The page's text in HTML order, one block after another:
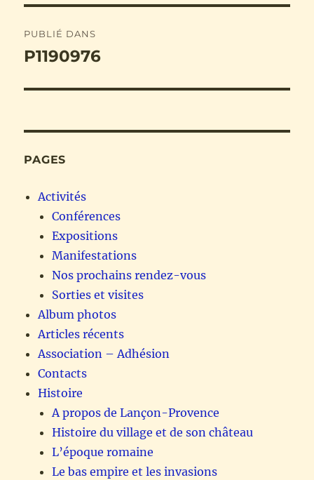
de
PUBLIÉ DANS
P1190976
PAGES
Activités
Conférences
Expositions
Manifestations
Nos prochains rendez-vous
Sorties et visites
Album photos
Articles récents
Association – Adhésion
Contacts
Histoire
A propos de Lançon-Provence
Histoire du village et de son château
L’époque romaine
Le bas empire et les invasions